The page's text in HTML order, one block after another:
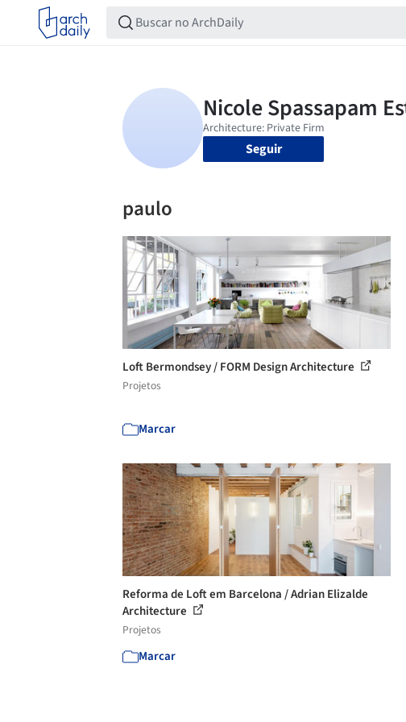
Seguir
paulo
Loft Bermondsey / FORM Design Architecture
Projetos
Marcar
Reforma de Loft em Barcelona / Adrian Elizalde
Architecture
Projetos
Marcar